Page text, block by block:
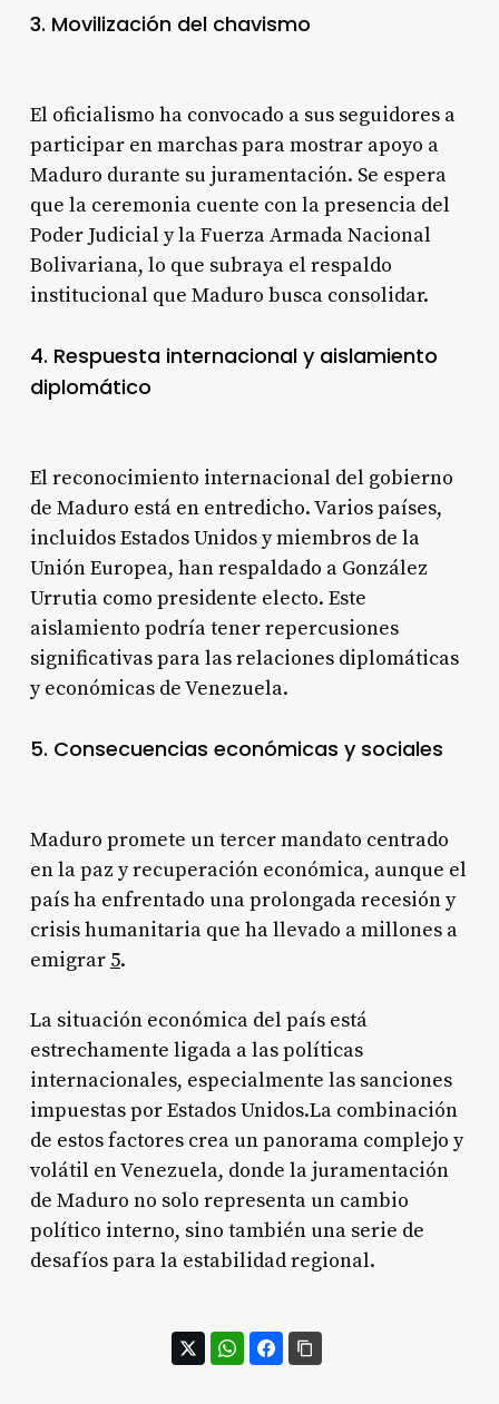
3. Movilización del chavismo
El oficialismo ha convocado a sus seguidores a
participar en marchas para mostrar apoyo a
Maduro durante su juramentación. Se espera
que la ceremonia cuente con la presencia del
Poder Judicial y la Fuerza Armada Nacional
Bolivariana, lo que subraya el respaldo
institucional que Maduro busca consolidar.
4. Respuesta internacional y aislamiento
diplomático
El reconocimiento internacional del gobierno
de Maduro está en entredicho. Varios países,
incluidos Estados Unidos y miembros de la
Unión Europea, han respaldado a González
Urrutia como presidente electo. Este
aislamiento podría tener repercusiones
significativas para las relaciones diplomáticas
y económicas de Venezuela.
5. Consecuencias económicas y sociales
Maduro promete un tercer mandato centrado
en la paz y recuperación económica, aunque el
país ha enfrentado una prolongada recesión y
crisis humanitaria que ha llevado a millones a
emigrar 5.
La situación económica del país está
estrechamente ligada a las políticas
internacionales, especialmente las sanciones
impuestas por Estados Unidos.La combinación
de estos factores crea un panorama complejo y
volátil en Venezuela, donde la juramentación
de Maduro no solo representa un cambio
político interno, sino también una serie de
desafíos para la estabilidad regional.